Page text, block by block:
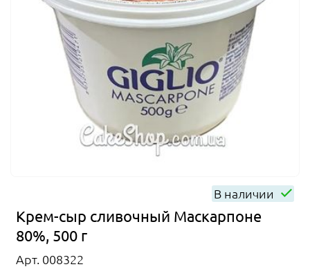
В наличии
Крем-сыр сливочный Маскарпоне
80%, 500 г
Арт. 008322